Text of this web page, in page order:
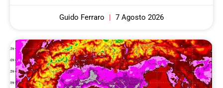
Guido Ferraro 7 Agosto 2026